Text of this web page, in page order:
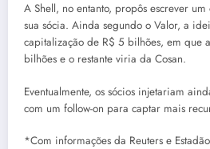
A Shell, no entanto, propôs escrever
sua sócia. Ainda segundo o Valor, a
capitalização de R$ 5 bilhões, em que
bilhões e o restante viria da Cosan.
Eventualmente, os sócios injetariam
com um follow-on para captar mais
*Com informações da Reuters e